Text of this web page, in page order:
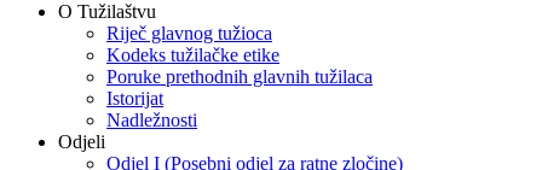
O Tužilaštvu
Riječ glavnog tužioca
Kodeks tužilačke etike
Poruke prethodnih glavnih tužilaca
Istorijat
Nadležnosti
Odjeli
Odjel I (Posebni odjel za ratne zločine)